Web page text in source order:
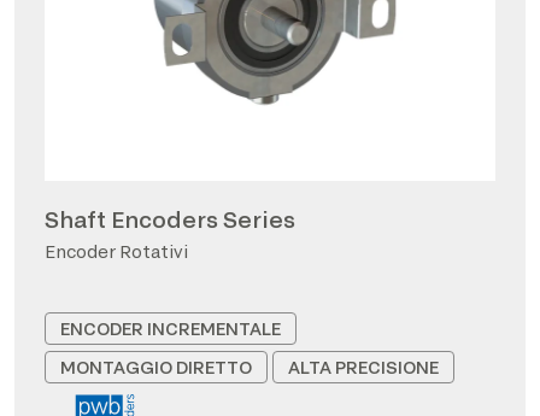
Shaft Encoders Series
Encoder Rotativi
ENCODER INCREMENTALE
MONTAGGIO DIRETTO
ALTA PRECISIONE